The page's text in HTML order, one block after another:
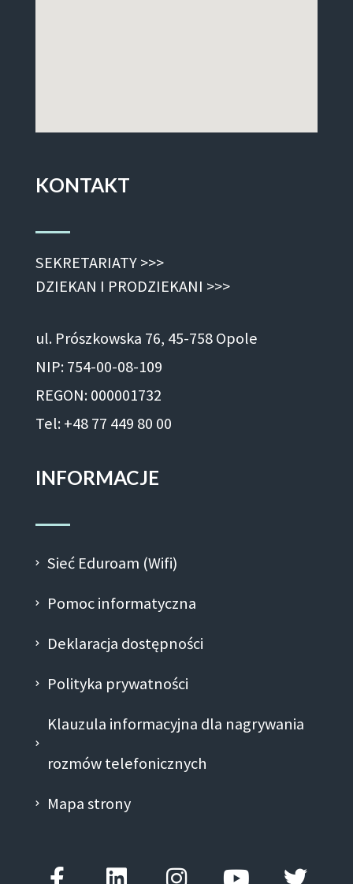
KONTAKT
SEKRETARIATY >>>
DZIEKAN I PRODZIEKANI >>>
ul. Prószkowska 76, 45-758 Opole
NIP: 754-00-08-109
REGON: 000001732
Tel: +48 77 449 80 00
INFORMACJE
Sieć Eduroam (Wifi)
Pomoc informatyczna
Deklaracja dostępności
Polityka prywatności
Klauzula informacyjna dla nagrywania
rozmów telefonicznych
Mapa strony
f